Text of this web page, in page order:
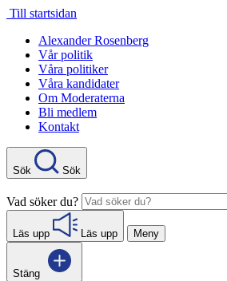
Gå
innehåll
Till startsidan
Alexander Rosenberg
Vår politik
Våra politiker
Våra kandidater
Om Moderaterna
Bli medlem
Kontakt
Sök Sök
Vad söker du?
Läs upp Läs upp Meny
Stäng